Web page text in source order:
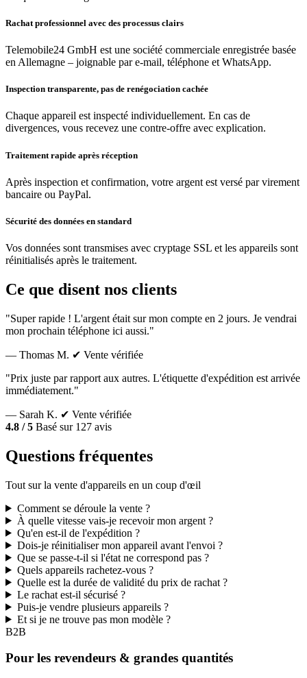
Rachat professionnel avec des processus clairs
Telemobile24 GmbH est une société commerciale enregistrée basée
en Allemagne – joignable par e-mail, téléphone et WhatsApp.
Inspection transparente, pas de renégociation cachée
Chaque appareil est inspecté individuellement. En cas de
divergences, vous recevez une contre-offre avec explication.
Traitement rapide après réception
Après inspection et confirmation, votre argent est versé par virement
bancaire ou PayPal.
Sécurité des données en standard
Vos données sont transmises avec cryptage SSL et les appareils sont
réinitialisés après le traitement.
Ce que disent nos clients
"Super rapide ! L'argent était sur mon compte en 2 jours. Je vendrai
mon prochain téléphone ici aussi."
— Thomas M. ✔ Vente vérifiée
"Prix juste par rapport aux autres. L'étiquette d'expédition est arrivée
immédiatement."
— Sarah K. ✔ Vente vérifiée
4.8 / 5 Basé sur 127 avis
Questions fréquentes
Tout sur la vente d'appareils en un coup d'œil
Comment se déroule la vente ?
À quelle vitesse vais-je recevoir mon argent ?
Qu'en est-il de l'expédition ?
Dois-je réinitialiser mon appareil avant l'envoi ?
Que se passe-t-il si l'état ne correspond pas ?
Quels appareils rachetez-vous ?
Quelle est la durée de validité du prix de rachat ?
Le rachat est-il sécurisé ?
Puis-je vendre plusieurs appareils ?
Et si je ne trouve pas mon modèle ?
B2B
Pour les revendeurs & grandes quantités